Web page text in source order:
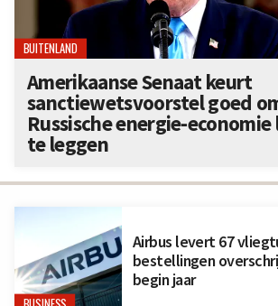
Airbus levert 67
bestellingen
begin jaar
BUITENLAND
Amerikaanse Senaat keurt
sanctiewetsvoorstel goed
Russische energie-economie
te leggen